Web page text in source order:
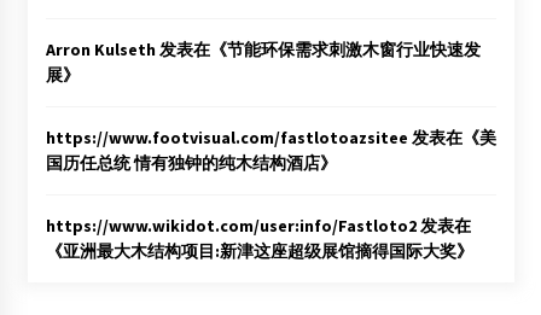
Arron Kulseth发表在《节能环保需求刺激木窗行业快速发
展》
https://www.footvisual.com/fastlotoazsitee 发表在《美
国历任总统 情有独钟的纯木结构酒店》
https://www.wikidot.com/user:info/Fastloto2发表在
《亚洲最大木结构项目:新津这座超级展馆摘得国际大奖》